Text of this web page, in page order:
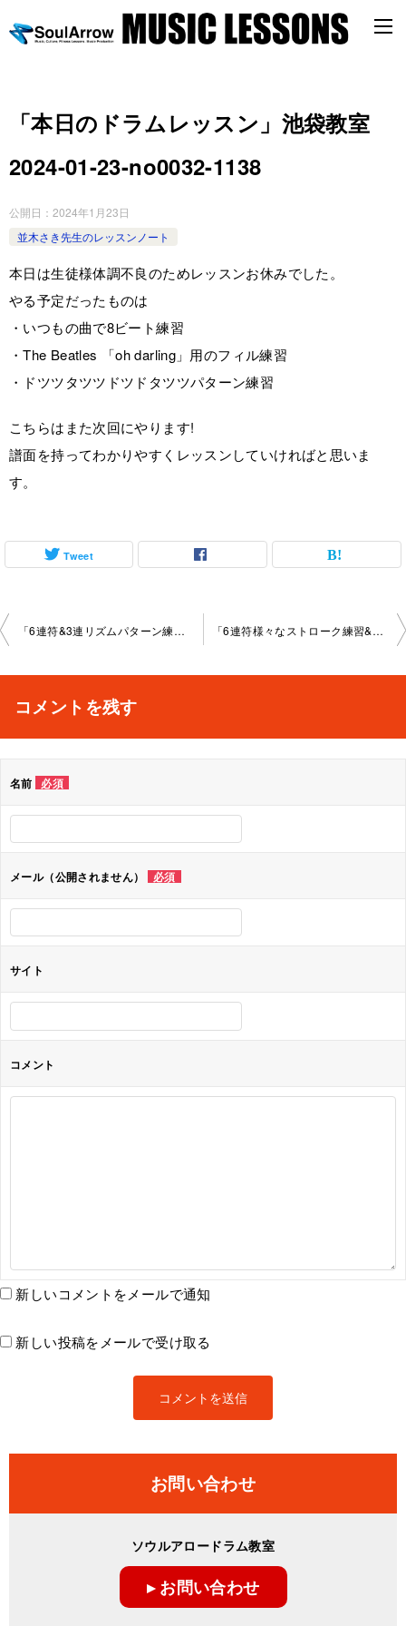
「本日のドラムレッスン」池袋教室
2024-01-23-­no0032-­1138
公開日： 2024年1月23日
並木さき先生のレッスンノート
本日は生徒様体調不良のためレッスンお休みでした。
やる予定だったものは
・いつもの曲で8ビート練習
・The Beatles 「oh darling」用のフィル練習
・ドツツタツツドツドタツツパターン練習
こちらはまた次回にやります!
譜面を持ってわかりやすくレッスンしていければと思いま
す。
Tweet
投
ビ
シ
ョ
ン
「6連符&3連リズムパターン練習」池袋教室2023-12-26-­no0032-­1138 「6連符様々なストローク練習&ブルース曲練習」池袋教室2024-1-29-­no0032-­1138
コメントを残す
名前 必須
メール（公開されません） 必須
サイト
コメント
新しいコメントをメールで通知
新しい投稿をメールで受け取る
お問い合わせ
ソウルアロードラム教室
▸ お問い合わせ